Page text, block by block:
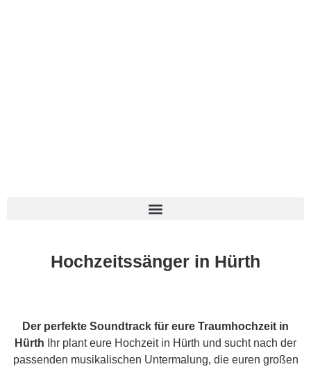
Hochzeitssänger in Hürth
Der perfekte Soundtrack für eure Traumhochzeit in
Hürth Ihr plant eure Hochzeit in Hürth und sucht nach der
passenden musikalischen Untermalung, die euren großen